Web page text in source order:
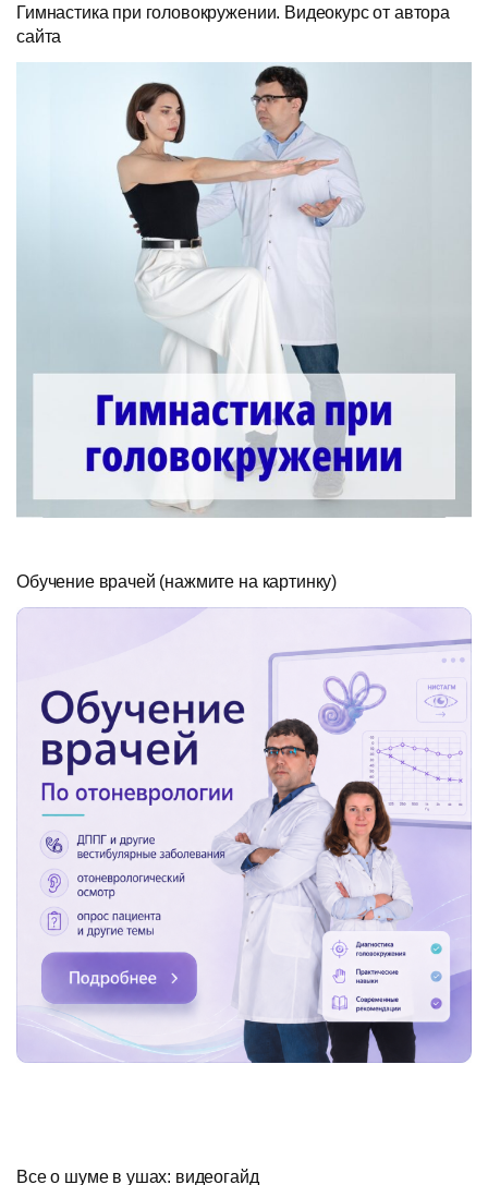
Гимнастика при головокружении. Видеокурс от автора
сайта
Обучение врачей (нажмите на картинку)
Все о шуме в ушах: видеогайд